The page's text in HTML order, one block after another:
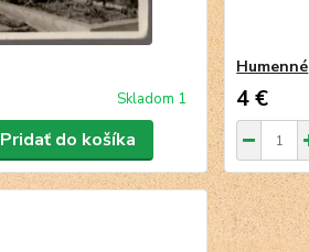
Skladom 1
Pridať do košíka
Humenné
4 €